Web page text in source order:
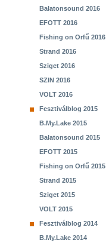
Balatonsound 2016
EFOTT 2016
Fishing on Orfű 2016
Strand 2016
Sziget 2016
SZIN 2016
VOLT 2016
Fesztiválblog 2015
B.My.Lake 2015
Balatonsound 2015
EFOTT 2015
Fishing on Orfű 2015
Strand 2015
Sziget 2015
VOLT 2015
Fesztiválblog 2014
B.My.Lake 2014